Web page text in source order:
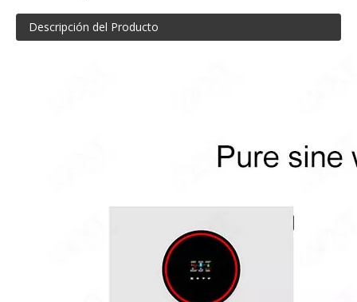
Descripción del Producto